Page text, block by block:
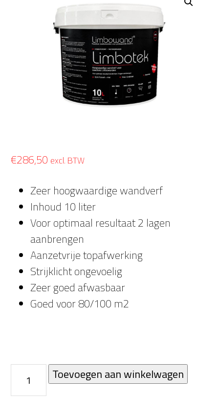
€286,50 excl. BTW
Zeer hoogwaardige wandverf
Inhoud 10 liter
Voor optimaal resultaat 2 lagen
aanbrengen
Aanzetvrije topafwerking
Strijklicht ongevoelig
Zeer goed afwasbaar
Goed voor 80/100 m2
dekkende
Toevoegen aan winkelwagen